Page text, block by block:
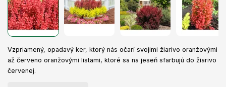
Vzpriamený, opadavý ker, ktorý nás očarí svojimi žiarivo oranžovými
až červeno oranžovými listami, ktoré sa na jeseň sfarbujú do žiarivo
červenej.